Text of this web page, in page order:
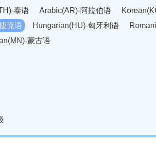
泰语 Arabic(AR)-阿拉伯语
克语 Hungarian(HU)-匈牙利语
蒙古语